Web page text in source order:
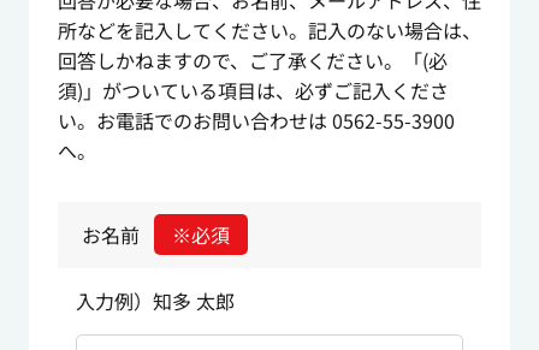
所などを記入してください。記入のない場合は、
回答しかねますので、ご了承ください。「(必
須)」がついている項目は、必ずご記入くださ
い。お電話でのお問い合わせは 0562-55-3900
へ。
お名前 ※必須
入力例）知多 太郎